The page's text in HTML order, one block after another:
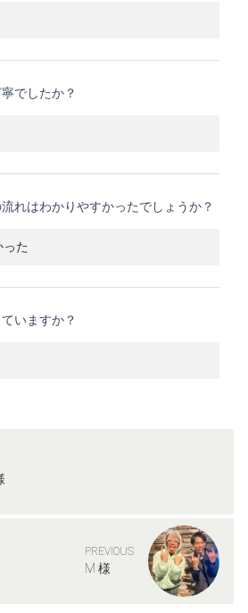
でしたか？
れはわかりやすかったでしょうか？
た
いますか？
PREVIOUS
M 様